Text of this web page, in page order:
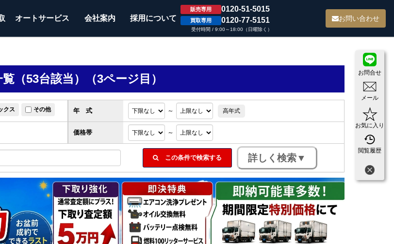
オートサービス 会社案内 採用について
販売専用 0120-51-5015
買取専用 0120-77-5151
受付時間 / 9:00～18:00（日曜除く）
お問い合わせ
お問合せ
メール
お気に入り
閲覧履歴
（53台該当）（3ページ目）
価格帯 ～
この条件で検索する
クス その他 年 式 ～ 高年式